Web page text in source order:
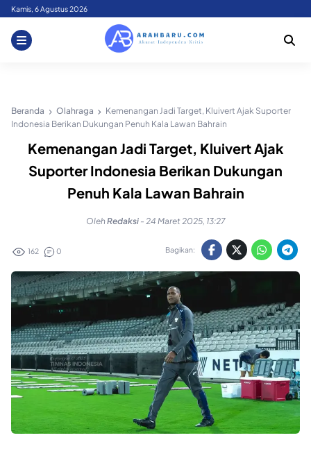
Skip
content
Kamis, 6 Agustus 2026
Beranda Olahraga
Kemenangan Jadi Target, Kluivert Ajak Suporter
Indonesia Berikan Dukungan Penuh Kala Lawan Bahrain
Kemenangan Jadi Target, Kluivert Ajak
Suporter Indonesia Berikan Dukungan
Penuh Kala Lawan Bahrain
OlehRedaksi - 24 Maret 2025, 13:27
162 0 Bagikan: